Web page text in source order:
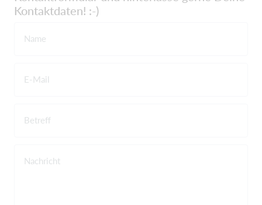
Kontaktdaten! :-)
Name
E-Mail
Betreff
Nachricht